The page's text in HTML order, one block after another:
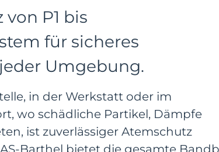
P1 bis
für sicheres
Umgebung.
in der Werkstatt oder im
wo schädliche Partikel, Dämpfe
ist zuverlässiger Atemschutz
Barthel bietet die gesamte